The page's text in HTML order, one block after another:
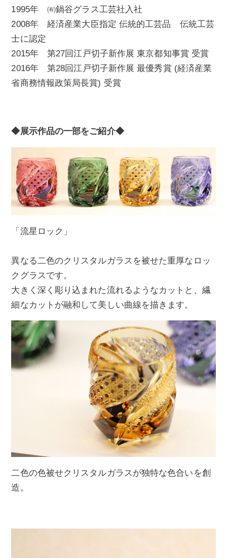
1995年 ㈲鍋谷グラス工芸社入社
2008年 経済産業大臣指定 伝統的工芸品 伝統工芸
士に認定
2015年 第27回江戸切子新作展 東京都知事賞 受賞
2016年 第28回江戸切子新作展 最優秀賞 (経済産業
省商務情報政策局長賞) 受賞
◆展示作品の一部をご紹介◆
「流星ロック」
異なる二色のクリスタルガラスを被せた重厚なロッ
クグラスです。
大きく深く彫り込まれた流れるようなカットと、繊
細なカットが融和して美しい曲線を描きます。
二色の色被せクリスタルガラスが独特な色合いを創
造。